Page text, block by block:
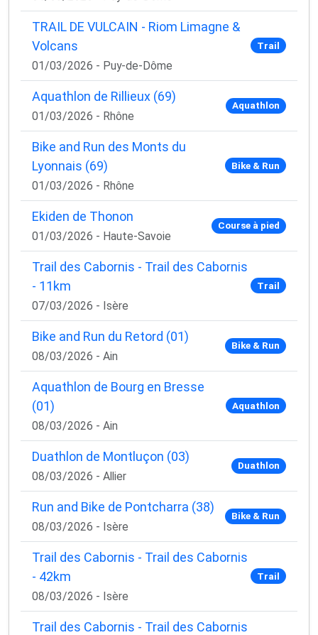
TRAIL DE VULCAIN - Riom Limagne &
Volcans
01/03/2026 - Puy-de-Dôme
Trail
Aquathlon de Rillieux (69)
01/03/2026 - Rhône
Aquathlon
Bike and Run des Monts du
Lyonnais (69)
01/03/2026 - Rhône
Bike & Run
Ekiden de Thonon
01/03/2026 - Haute-Savoie
Course à pied
Trail des Cabornis - Trail des Cabornis
- 11km
07/03/2026 - Isère
Trail
Bike and Run du Retord (01)
08/03/2026 - Ain
Bike & Run
Aquathlon de Bourg en Bresse
(01)
08/03/2026 - Ain
Aquathlon
Duathlon de Montluçon (03)
08/03/2026 - Allier
Duathlon
Run and Bike de Pontcharra (38)
08/03/2026 - Isère
Bike & Run
Trail des Cabornis - Trail des Cabornis
- 42km
08/03/2026 - Isère
Trail
Trail des Cabornis - Trail des Cabornis